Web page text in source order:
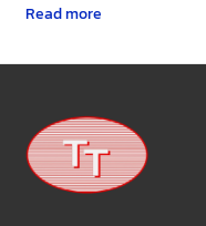
Read more